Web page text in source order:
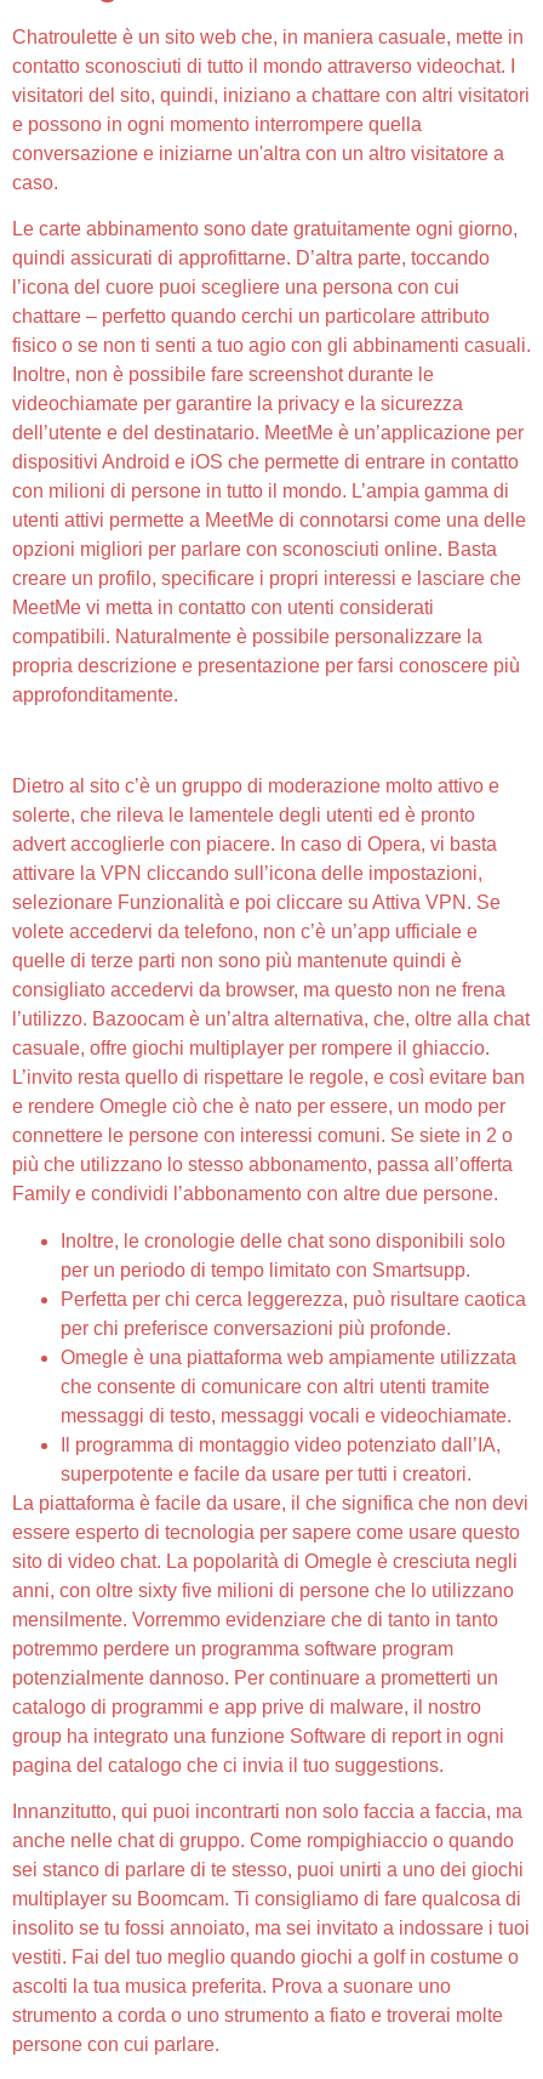
Chatroulette è un sito web che, in maniera casuale, mette in
contatto sconosciuti di tutto il mondo attraverso videochat. I
visitatori del sito, quindi, iniziano a chattare con altri visitatori
e possono in ogni momento interrompere quella
conversazione e iniziarne un'altra con un altro visitatore a
caso.
Le carte abbinamento sono date gratuitamente ogni giorno,
quindi assicurati di approfittarne. D’altra parte, toccando
l’icona del cuore puoi scegliere una persona con cui
chattare – perfetto quando cerchi un particolare attributo
fisico o se non ti senti a tuo agio con gli abbinamenti casuali.
Inoltre, non è possibile fare screenshot durante le
videochiamate per garantire la privacy e la sicurezza
dell’utente e del destinatario. MeetMe è un’applicazione per
dispositivi Android e iOS che permette di entrare in contatto
con milioni di persone in tutto il mondo. L’ampia gamma di
utenti attivi permette a MeetMe di connotarsi come una delle
opzioni migliori per parlare con sconosciuti online. Basta
creare un profilo, specificare i propri interessi e lasciare che
MeetMe vi metta in contatto con utenti considerati
compatibili. Naturalmente è possibile personalizzare la
propria descrizione e presentazione per farsi conoscere più
approfonditamente.
Dietro al sito c’è un gruppo di moderazione molto attivo e
solerte, che rileva le lamentele degli utenti ed è pronto
advert accoglierle con piacere. In caso di Opera, vi basta
attivare la VPN cliccando sull’icona delle impostazioni,
selezionare Funzionalità e poi cliccare su Attiva VPN. Se
volete accedervi da telefono, non c’è un’app ufficiale e
quelle di terze parti non sono più mantenute quindi è
consigliato accedervi da browser, ma questo non ne frena
l’utilizzo. Bazoocam è un’altra alternativa, che, oltre alla chat
casuale, offre giochi multiplayer per rompere il ghiaccio.
L’invito resta quello di rispettare le regole, e così evitare ban
e rendere Omegle ciò che è nato per essere, un modo per
connettere le persone con interessi comuni. Se siete in 2 o
più che utilizzano lo stesso abbonamento, passa all’offerta
Family e condividi l’abbonamento con altre due persone.
Inoltre, le cronologie delle chat sono disponibili solo
per un periodo di tempo limitato con Smartsupp.
Perfetta per chi cerca leggerezza, può risultare caotica
per chi preferisce conversazioni più profonde.
Omegle è una piattaforma web ampiamente utilizzata
che consente di comunicare con altri utenti tramite
messaggi di testo, messaggi vocali e videochiamate.
Il programma di montaggio video potenziato dall’IA,
superpotente e facile da usare per tutti i creatori.
La piattaforma è facile da usare, il che significa che non devi
essere esperto di tecnologia per sapere come usare questo
sito di video chat. La popolarità di Omegle è cresciuta negli
anni, con oltre sixty five milioni di persone che lo utilizzano
mensilmente. Vorremmo evidenziare che di tanto in tanto
potremmo perdere un programma software program
potenzialmente dannoso. Per continuare a prometterti un
catalogo di programmi e app prive di malware, il nostro
group ha integrato una funzione Software di report in ogni
pagina del catalogo che ci invia il tuo suggestions.
Innanzitutto, qui puoi incontrarti non solo faccia a faccia, ma
anche nelle chat di gruppo. Come rompighiaccio o quando
sei stanco di parlare di te stesso, puoi unirti a uno dei giochi
multiplayer su Boomcam. Ti consigliamo di fare qualcosa di
insolito se tu fossi annoiato, ma sei invitato a indossare i tuoi
vestiti. Fai del tuo meglio quando giochi a golf in costume o
ascolti la tua musica preferita. Prova a suonare uno
strumento a corda o uno strumento a fiato e troverai molte
persone con cui parlare.